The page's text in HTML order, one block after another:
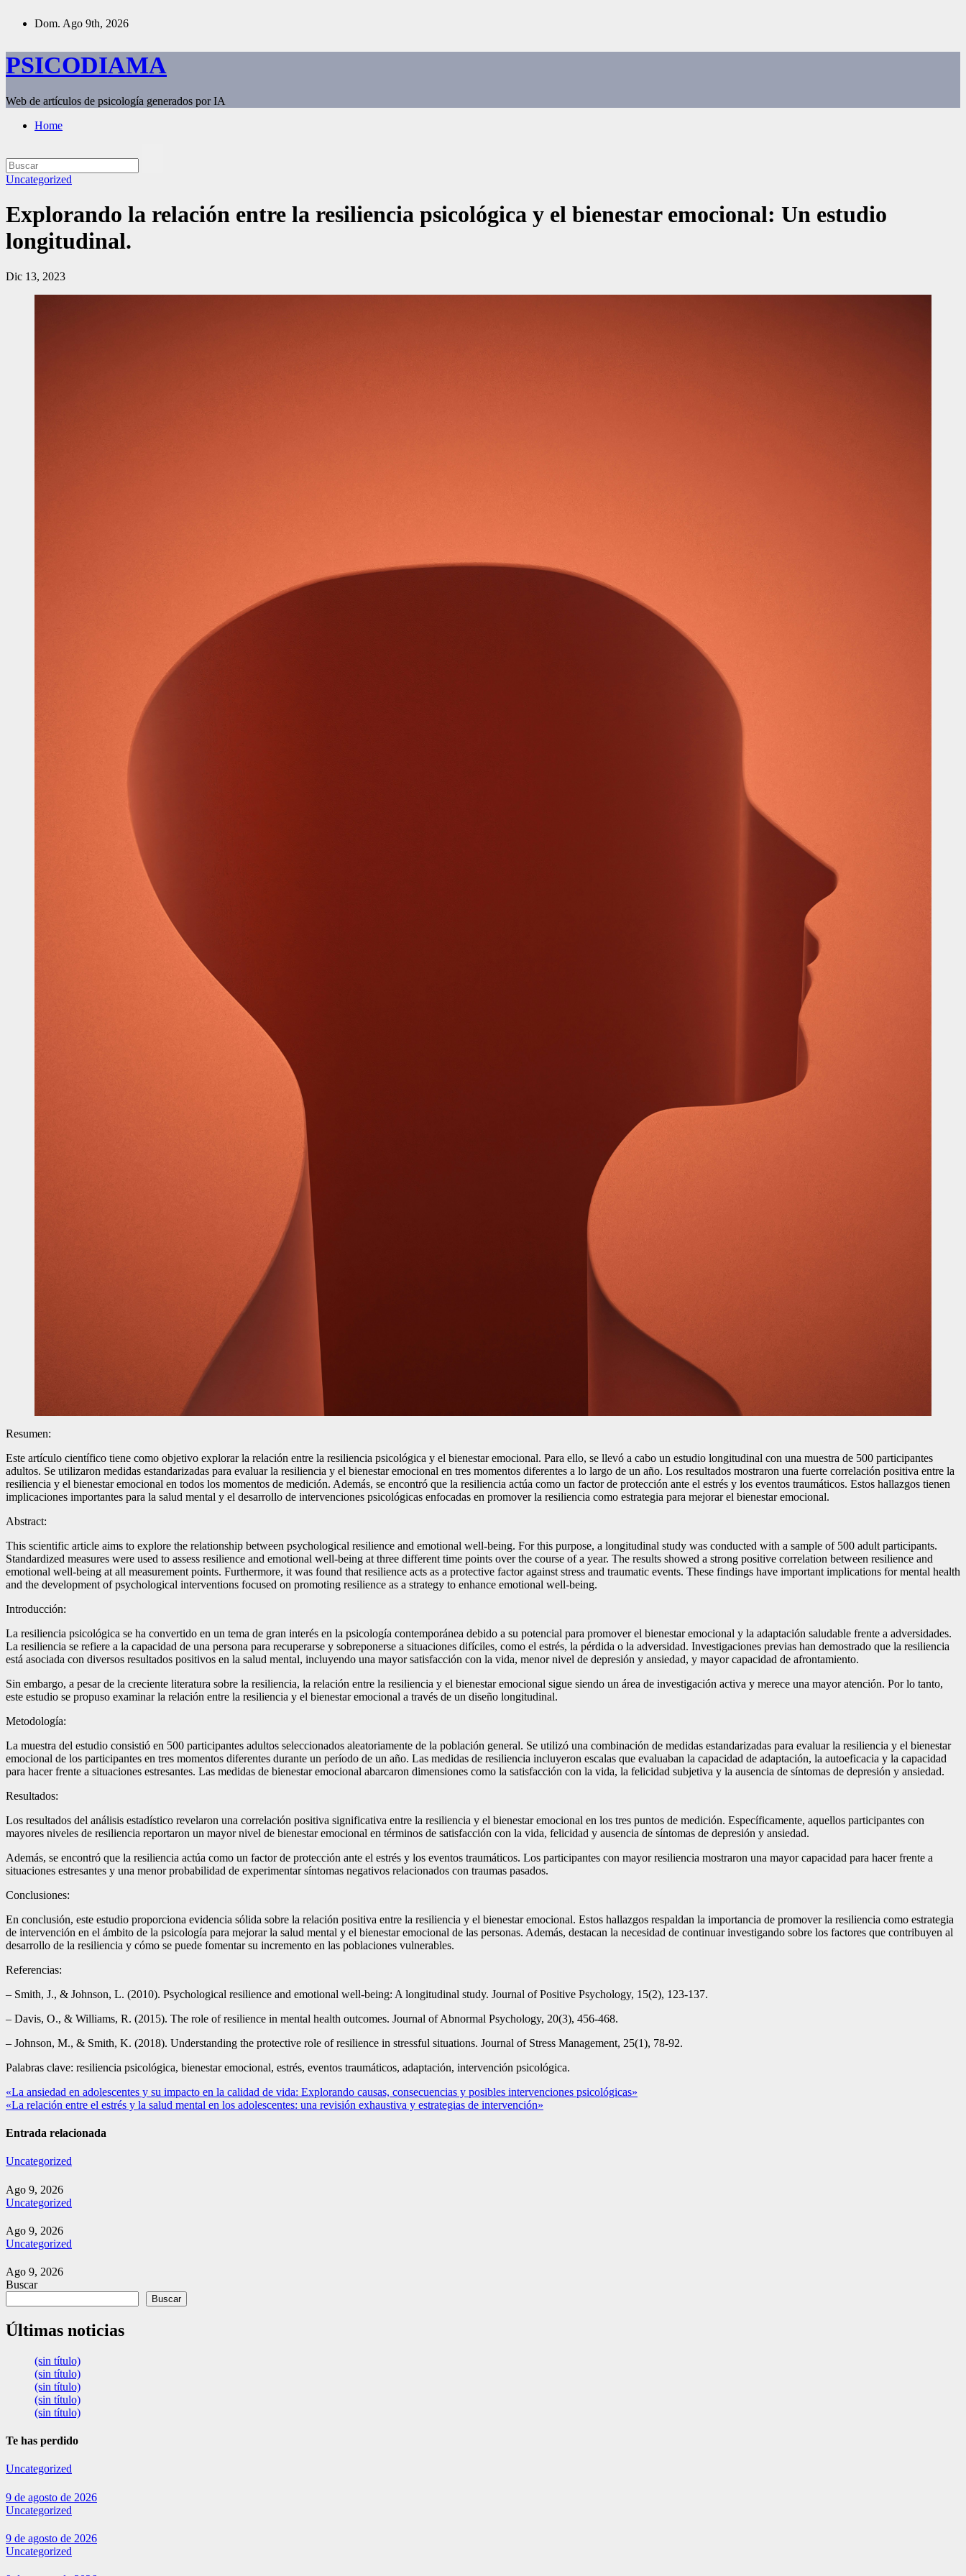
Dom. Ago 9th, 2026
PSICODIAMA
Web de artículos de psicología generados por IA
Home
Uncategorized
Explorando la relación entre la resiliencia psicológica y el bienestar emocional: Un estudio
longitudinal.
Dic 13, 2023
Resumen:
Este artículo científico tiene como objetivo explorar la relación entre la resiliencia psicológica y el bienestar emocional. Para ello, se llevó a cabo un estudio longitudinal con una muestra de 500 participantes
adultos. Se utilizaron medidas estandarizadas para evaluar la resiliencia y el bienestar emocional en tres momentos diferentes a lo largo de un año. Los resultados mostraron una fuerte correlación positiva entre la
resiliencia y el bienestar emocional en todos los momentos de medición. Además, se encontró que la resiliencia actúa como un factor de protección ante el estrés y los eventos traumáticos. Estos hallazgos tienen
implicaciones importantes para la salud mental y el desarrollo de intervenciones psicológicas enfocadas en promover la resiliencia como estrategia para mejorar el bienestar emocional.
Abstract:
This scientific article aims to explore the relationship between psychological resilience and emotional well-being. For this purpose, a longitudinal study was conducted with a sample of 500 adult participants.
Standardized measures were used to assess resilience and emotional well-being at three different time points over the course of a year. The results showed a strong positive correlation between resilience and
emotional well-being at all measurement points. Furthermore, it was found that resilience acts as a protective factor against stress and traumatic events. These findings have important implications for mental health
and the development of psychological interventions focused on promoting resilience as a strategy to enhance emotional well-being.
Introducción:
La resiliencia psicológica se ha convertido en un tema de gran interés en la psicología contemporánea debido a su potencial para promover el bienestar emocional y la adaptación saludable frente a adversidades.
La resiliencia se refiere a la capacidad de una persona para recuperarse y sobreponerse a situaciones difíciles, como el estrés, la pérdida o la adversidad. Investigaciones previas han demostrado que la resiliencia
está asociada con diversos resultados positivos en la salud mental, incluyendo una mayor satisfacción con la vida, menor nivel de depresión y ansiedad, y mayor capacidad de afrontamiento.
Sin embargo, a pesar de la creciente literatura sobre la resiliencia, la relación entre la resiliencia y el bienestar emocional sigue siendo un área de investigación activa y merece una mayor atención. Por lo tanto,
este estudio se propuso examinar la relación entre la resiliencia y el bienestar emocional a través de un diseño longitudinal.
Metodología:
La muestra del estudio consistió en 500 participantes adultos seleccionados aleatoriamente de la población general. Se utilizó una combinación de medidas estandarizadas para evaluar la resiliencia y el bienestar
emocional de los participantes en tres momentos diferentes durante un período de un año. Las medidas de resiliencia incluyeron escalas que evaluaban la capacidad de adaptación, la autoeficacia y la capacidad
para hacer frente a situaciones estresantes. Las medidas de bienestar emocional abarcaron dimensiones como la satisfacción con la vida, la felicidad subjetiva y la ausencia de síntomas de depresión y ansiedad.
Resultados:
Los resultados del análisis estadístico revelaron una correlación positiva significativa entre la resiliencia y el bienestar emocional en los tres puntos de medición. Específicamente, aquellos participantes con
mayores niveles de resiliencia reportaron un mayor nivel de bienestar emocional en términos de satisfacción con la vida, felicidad y ausencia de síntomas de depresión y ansiedad.
Además, se encontró que la resiliencia actúa como un factor de protección ante el estrés y los eventos traumáticos. Los participantes con mayor resiliencia mostraron una mayor capacidad para hacer frente a
situaciones estresantes y una menor probabilidad de experimentar síntomas negativos relacionados con traumas pasados.
Conclusiones:
En conclusión, este estudio proporciona evidencia sólida sobre la relación positiva entre la resiliencia y el bienestar emocional. Estos hallazgos respaldan la importancia de promover la resiliencia como estrategia
de intervención en el ámbito de la psicología para mejorar la salud mental y el bienestar emocional de las personas. Además, destacan la necesidad de continuar investigando sobre los factores que contribuyen al
desarrollo de la resiliencia y cómo se puede fomentar su incremento en las poblaciones vulnerables.
Referencias:
– Smith, J., & Johnson, L. (2010). Psychological resilience and emotional well-being: A longitudinal study. Journal of Positive Psychology, 15(2), 123-137.
– Davis, O., & Williams, R. (2015). The role of resilience in mental health outcomes. Journal of Abnormal Psychology, 20(3), 456-468.
– Johnson, M., & Smith, K. (2018). Understanding the protective role of resilience in stressful situations. Journal of Stress Management, 25(1), 78-92.
Palabras clave: resiliencia psicológica, bienestar emocional, estrés, eventos traumáticos, adaptación, intervención psicológica.
Navegación
de
entradas
«La ansiedad en adolescentes y su impacto en la calidad de vida: Explorando causas, consecuencias y posibles intervenciones psicológicas»
«La relación entre el estrés y la salud mental en los adolescentes: una revisión exhaustiva y estrategias de intervención»
Entrada relacionada
Uncategorized
Ago 9, 2026
Uncategorized
Ago 9, 2026
Uncategorized
Ago 9, 2026
Buscar
Buscar
Últimas noticias
(sin título)
(sin título)
(sin título)
(sin título)
(sin título)
Te has perdido
Uncategorized
9 de agosto de 2026
Uncategorized
9 de agosto de 2026
Uncategorized